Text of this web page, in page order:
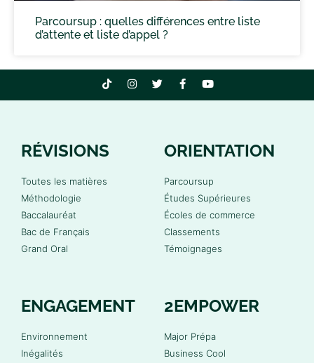
Parcoursup : quelles différences entre liste
d’attente et liste d’appel ?
RÉVISIONS
Toutes les matières
Méthodologie
Baccalauréat
Bac de Français
Grand Oral
ORIENTATION
Parcoursup
Études Supérieures
Écoles de commerce
Classements
Témoignages
ENGAGEMENT
Environnement
Inégalités
2EMPOWER
Major Prépa
Business Cool